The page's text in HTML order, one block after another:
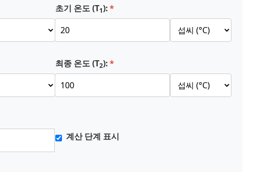
초기 온도 (T1):
최종 온도 (T2):
계산 단계 표시